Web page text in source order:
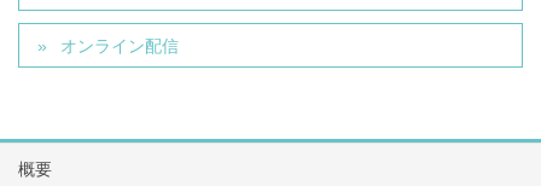
オンライン配信
概要